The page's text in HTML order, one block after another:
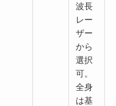
波長
レー
ザー
から
選択
可。
全身
は基